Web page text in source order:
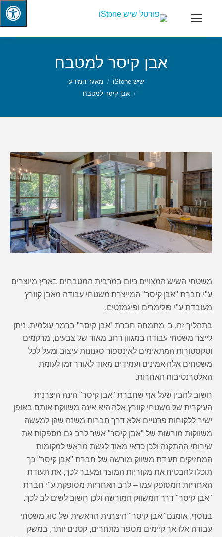
אבן קיסר למטבח
שיש iStone
מאגר המידע
אבן קיסר למטבח
משטחי השיש המצויים כיום במרבית המטבחים בארץ מיוצרים
ע"י חברת "אבן קיסר" המייצרת משטחי עבודה מאבן קוורץ
מעובדת ע"י פולימרים ופיגמנטים.
בתהליך זה, בו מתמחה חברת "אבן קיסר" ברמה עולמית, ניתן
לייצר משטחי עבודה במגוון רחב מאוד של צבעים, מרקמים
וטקסטורות המתאימים לאינספור סגנונות עיצוב ומעל לכל
משטחים אלה אמינים ועמידים מאוד לאורך זמן לעומת
האלטרנטיבות האחרות.
חשוב להבין שעל אף שחברת "אבן קיסר" הינה היצרנית
העיקרית של משטחי קוורץ אלה היא אינה משווקת אותם באופן
ישיר ללקוחות פרטיים אלא דרך חברות משנה שהן למעשה
משווקות מורשות של "אבן קיסר" אשר לרב גם מספקות את
שירותי ההתקנה ולכן כדאי מאוד לגשת מראש למקומות
המחזיקים תעודת משווק מורשה של חברת "אבן קיסר" כך
תוכלו להבטיח את מקוריות המוצר ומעבר לכך, את תעודת
האחריות המסופק עמו – לרב האחריות מסופקת ע"י חברת
"אבן קיסר" דרך המשווק המורשה ולכן חשוב לשים לב לכך.
בנוסף, אומנם "אבן קיסר" היצרנית הראשית של סוג משטחי
עבודה אלו אך קיימים מספר מתחרים, קטנים יותר, במשק